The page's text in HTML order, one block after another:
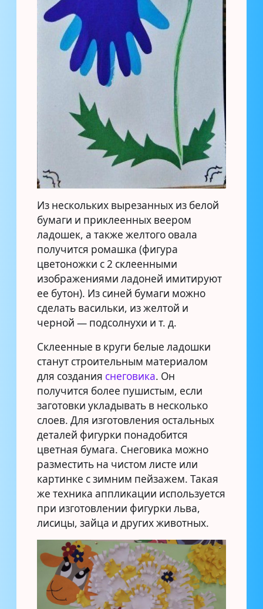
Из нескольких вырезанных из белой
бумаги и приклеенных веером
ладошек, а также желтого овала
получится ромашка (фигура
цветоножки с 2 склеенными
изображениями ладоней имитируют
ее бутон). Из синей бумаги можно
сделать васильки, из желтой и
черной — подсолнухи и т. д.
Склеенные в круги белые ладошки
станут строительным материалом
для создания снеговика. Он
получится более пушистым, если
заготовки укладывать в несколько
слоев. Для изготовления остальных
деталей фигурки понадобится
цветная бумага. Снеговика можно
разместить на чистом листе или
картинке с зимним пейзажем. Такая
же техника аппликации используется
при изготовлении фигурки льва,
лисицы, зайца и других животных.